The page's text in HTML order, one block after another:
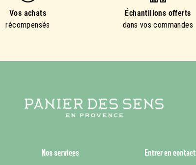
Vos achats
récompensés
Échantillons offerts
dans vos commandes
Nos services Entrer en contact